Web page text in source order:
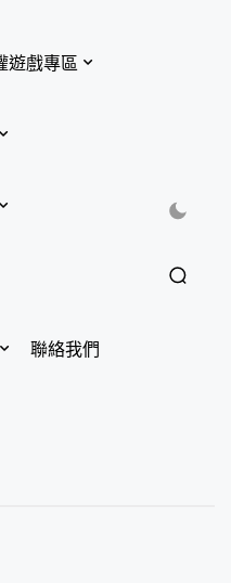
遊戲專區
聯絡我們